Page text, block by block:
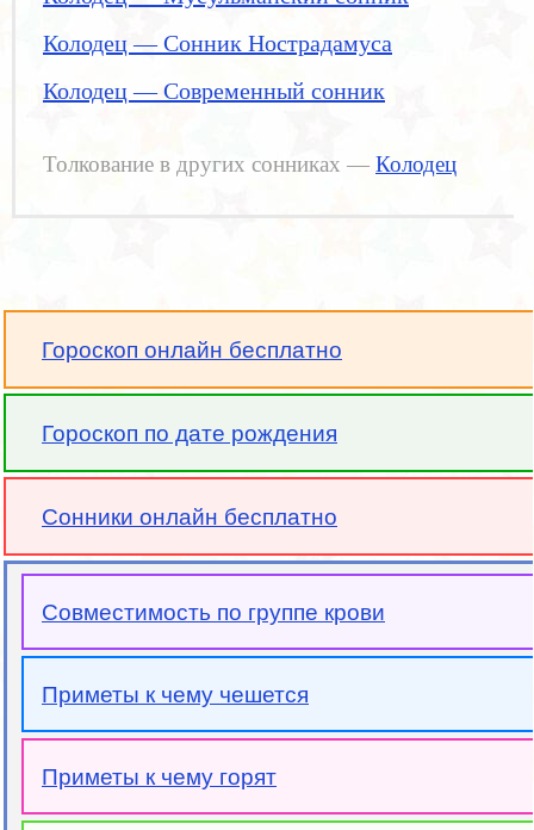
Колодец — Сонник Нострадамуса
Колодец — Современный сонник
Толкование в других сонниках — Колодец
Гороскоп онлайн бесплатно
Гороскоп по дате рождения
Сонники онлайн бесплатно
Совместимость по группе крови
Приметы к чему чешется
Приметы к чему горят